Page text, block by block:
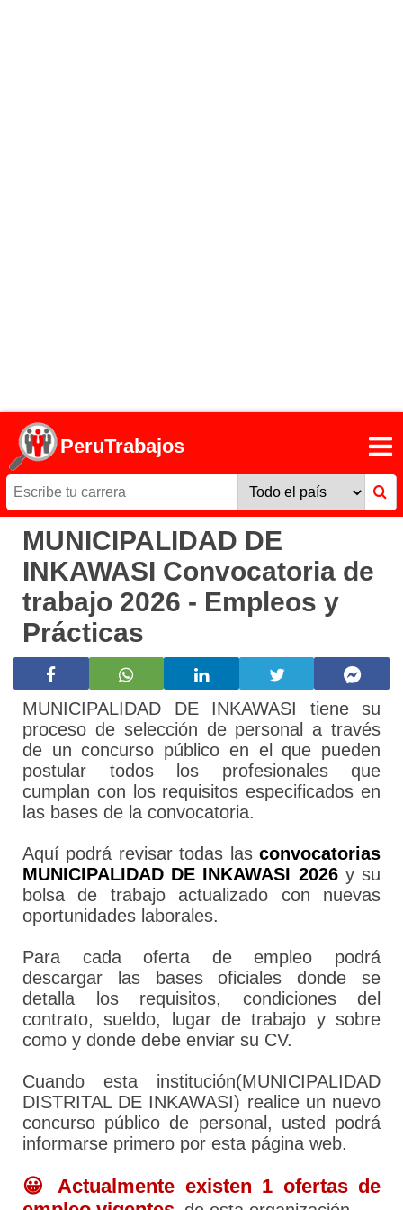
PeruTrabajos
MUNICIPALIDAD DE
INKAWASI Convocatoria de
trabajo 2026 - Empleos y
Prácticas
MUNICIPALIDAD DE INKAWASI tiene su
proceso de selección de personal a través
de un concurso público en el que pueden
postular todos los profesionales que
cumplan con los requisitos especificados en
las bases de la convocatoria.
Aquí podrá revisar todas las convocatorias
MUNICIPALIDAD DE INKAWASI 2026y su
bolsa de trabajo actualizado con nuevas
oportunidades laborales.
Para cada oferta de empleo podrá
descargar las bases oficiales donde se
detalla los requisitos, condiciones del
contrato, sueldo, lugar de trabajo y sobre
como y donde debe enviar su CV.
Cuando esta institución(MUNICIPALIDAD
DISTRITAL DE INKAWASI) realice un nuevo
concurso público de personal, usted podrá
informarse primero por esta página web.
😀 Actualmente existen 1 ofertas de